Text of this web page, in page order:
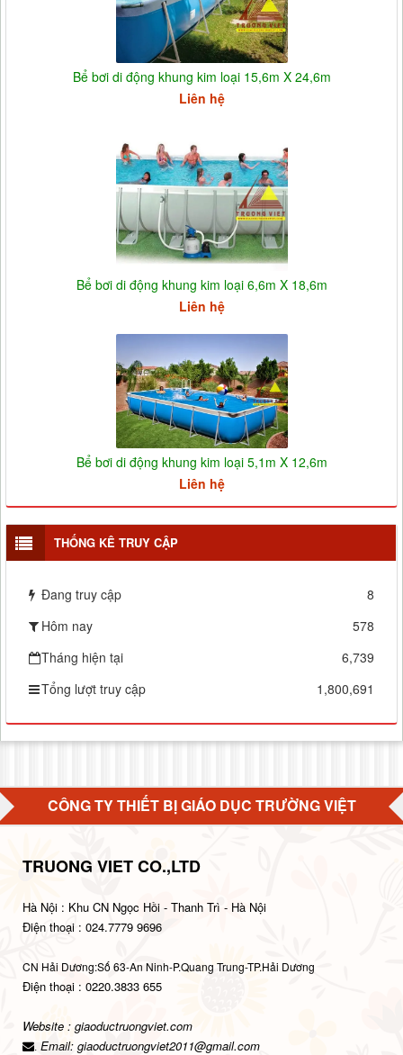
Bể bơi di động khung kim loại 15,6m X 24,6m
Liên hệ
Bể bơi di động khung kim loại 6,6m X 18,6m
Liên hệ
Bể bơi di động khung kim loại 5,1m X 12,6m
Liên hệ
THỐNG KÊ TRUY CẬP
Đang truy cập
8
Hôm nay
578
Tháng hiện tại
6,739
Tổng lượt truy cập
1,800,691
CÔNG TY THIẾT BỊ GIÁO DỤC TRƯỜNG VIỆT
TRUONG VIET CO.,LTD
Hà Nội : Khu CN Ngọc Hồi - Thanh Trì - Hà Nội
Điện thoại : 024.7779 9696
CN Hải Dương:Số 63-An Ninh-P.Quang Trung-TP.Hải Dương
Điện thoại : 0220.3833 655
Website : giaoductruongviet.com
Email: giaoductruongviet2011@gmail.com